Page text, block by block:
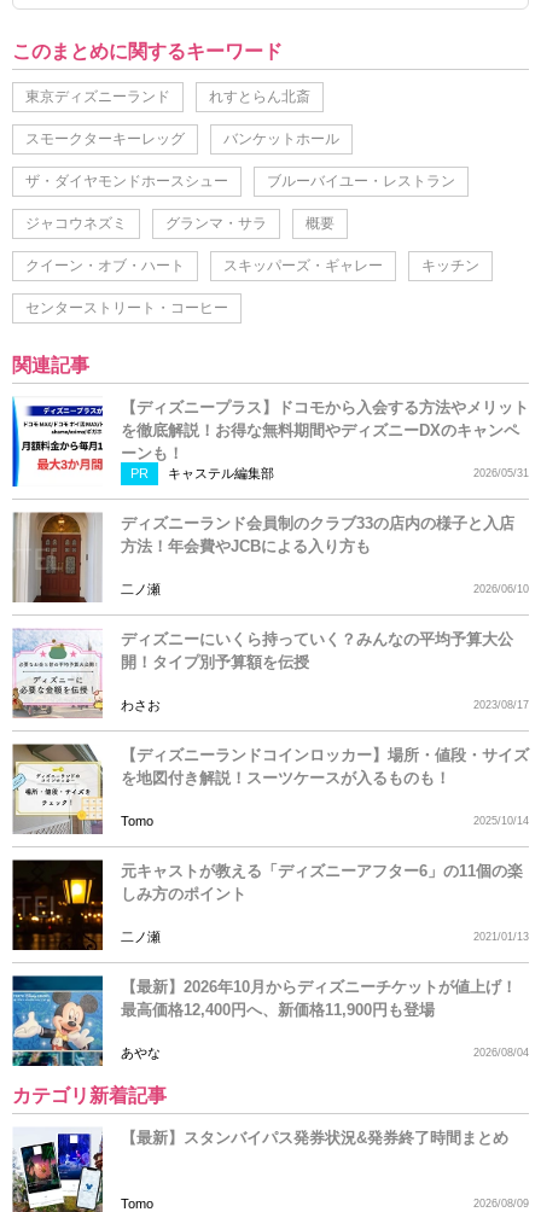
このまとめに関するキーワード
東京ディズニーランド れすとらん北斎
スモークターキーレッグ バンケットホール
ザ・ダイヤモンドホースシュー ブルーバイユー・レストラン
ジャコウネズミ グランマ・サラ 概要
クイーン・オブ・ハート スキッパーズ・ギャレー キッチン
センターストリート・コーヒー
関連記事
【ディズニープラス】ドコモから入会する方法やメリット
を徹底解説！お得な無料期間やディズニーDXのキャンペ
ーンも！
PR キャステル編集部 2026/05/31
ディズニーランド会員制のクラブ33の店内の様子と入店
方法！年会費やJCBによる入り方も
二ノ瀬 2026/06/10
ディズニーにいくら持っていく？みんなの平均予算大公
開！タイプ別予算額を伝授
わさお 2023/08/17
【ディズニーランドコインロッカー】場所・値段・サイズ
を地図付き解説！スーツケースが入るものも！
Tomo 2025/10/14
元キャストが教える「ディズニーアフター6」の11個の楽
しみ方のポイント
二ノ瀬 2021/01/13
【最新】2026年10月からディズニーチケットが値上げ！
最高価格12,400円へ、新価格11,900円も登場
あやな 2026/08/04
カテゴリ新着記事
【最新】スタンバイパス発券状況&発券終了時間まとめ
Tomo 2026/08/09